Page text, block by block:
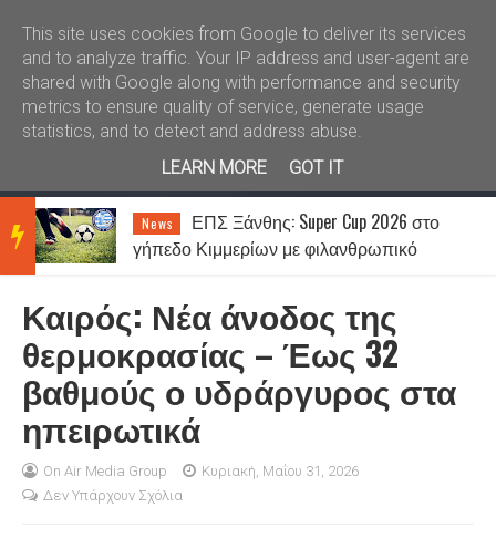
Καλώς ήλθατε Kral News
BRE
AKIN
NEW
News
ΕΠΣ Ξάνθης: Super Cup 2026 στο
γήπεδο Κιμμερίων με φιλανθρωπικό
Καιρός: Νέα άνοδος της
θερμοκρασίας – Έως 32
βαθμούς ο υδράργυρος στα
ηπειρωτικά
On Air Media Group
Κυριακή, Μαΐου 31, 2026
Δεν Υπάρχουν Σχόλια
This site uses cookies from Google to deliver its services
and to analyze traffic. Your IP address and user-agent are
shared with Google along with performance and security
metrics to ensure quality of service, generate usage
statistics, and to detect and address abuse.
LEARN MORE
GOT IT